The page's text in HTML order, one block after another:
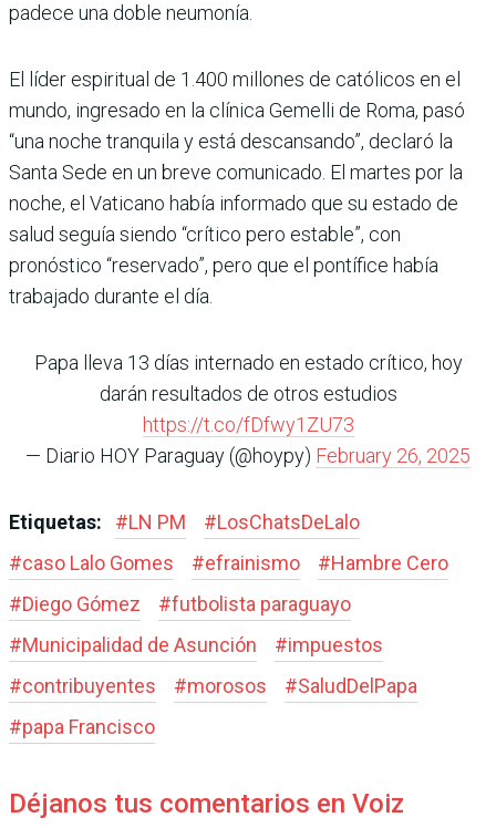
padece una doble neumonía.
El líder espiritual de 1.400 millones de católicos en el
mundo, ingresado en la clínica Gemelli de Roma, pasó
“una noche tranquila y está descansando”, declaró la
Santa Sede en un breve comunicado. El martes por la
noche, el Vaticano había informado que su estado de
salud seguía siendo “crítico pero estable”, con
pronóstico “reservado”, pero que el pontífice había
trabajado durante el día.
Papa lleva 13 días internado en estado crítico, hoy
darán resultados de otros estudios
https://t.co/fDfwy1ZU73
— Diario HOY Paraguay (@hoypy) February 26, 2025
Etiquetas: #LN PM #LosChatsDeLalo
#caso Lalo Gomes #efrainismo #Hambre Cero
#Diego Gómez #futbolista paraguayo
#Municipalidad de Asunción #impuestos
#contribuyentes #morosos #SaludDelPapa
#papa Francisco
Déjanos tus comentarios en Voiz